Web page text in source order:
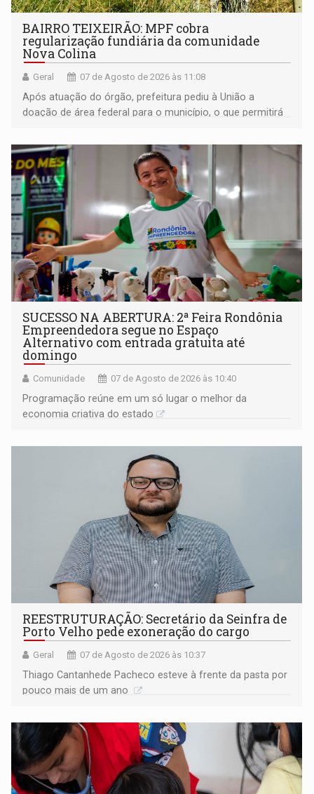
BAIRRO TEIXEIRÃO: MPF cobra
regularização fundiária da comunidade
Nova Colina
Geral 07 de Agosto de 2026 às 11:08
Após atuação do órgão, prefeitura pediu à União a
doação de área federal para o município, o que permitirá
SUCESSO NA ABERTURA: 2ª Feira Rondônia
Empreendedora segue no Espaço
Alternativo com entrada gratuita até
domingo
Comunidade 07 de Agosto de 2026 às 10:40
Programação reúne em um só lugar o melhor da
economia criativa do estado
REESTRUTURAÇÃO: Secretário da Seinfra de
Porto Velho pede exoneração do cargo
Geral 07 de Agosto de 2026 às 10:37
Thiago Cantanhede Pacheco esteve à frente da pasta por
pouco mais de um ano